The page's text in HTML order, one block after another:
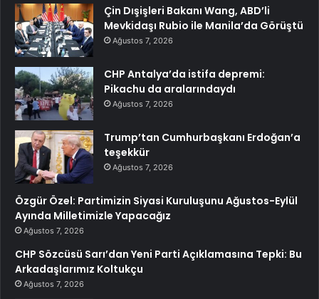
Çin Dışişleri Bakanı Wang, ABD’li
Mevkidaşı Rubio ile Manila’da Görüştü
Ağustos 7, 2026
CHP Antalya’da istifa depremi:
Pikachu da aralarındaydı
Ağustos 7, 2026
Trump’tan Cumhurbaşkanı Erdoğan’a
teşekkür
Ağustos 7, 2026
Özgür Özel: Partimizin Siyasi Kuruluşunu Ağustos-Eylül
Ayında Milletimizle Yapacağız
Ağustos 7, 2026
CHP Sözcüsü Sarı’dan Yeni Parti Açıklamasına Tepki: Bu
Arkadaşlarımız Koltukçu
Ağustos 7, 2026